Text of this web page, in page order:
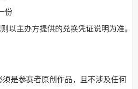
份
主办方提供的兑换凭证说明为准。
是参赛者原创作品，且不涉及任何